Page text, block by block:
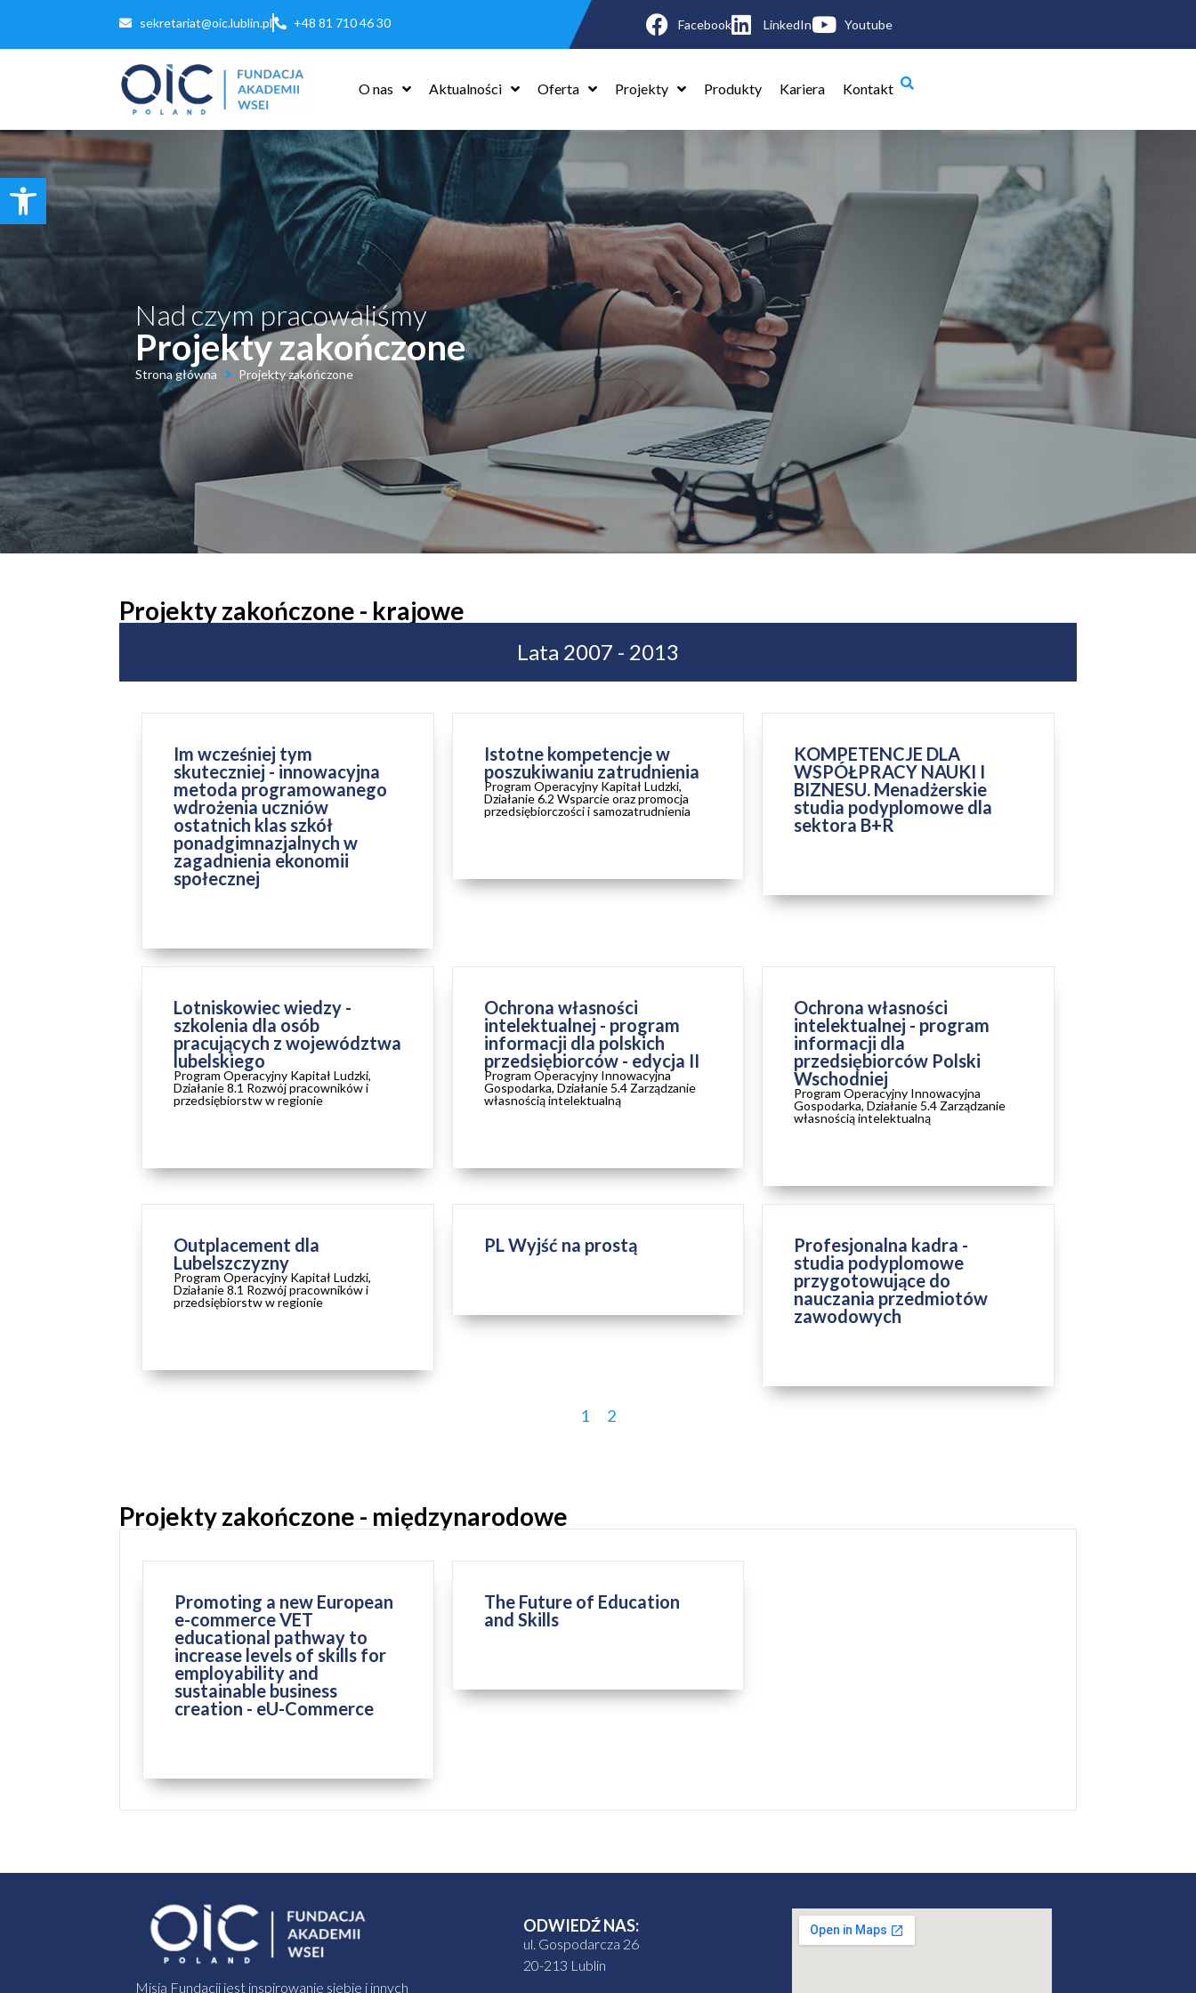
Otwórz
pasek
narzędzi
sekretariat@oic.lublin.pl +48 81 710 46 30 Facebook LinkedIn Youtube
O nas Aktualności Oferta Projekty Produkty Kariera Kontakt
Nad czym pracowaliśmy
Projekty zakończone
Strona główna Projekty zakończone
Projekty zakończone - krajowe
Lata 2007 - 2013
Im wcześniej tym
skuteczniej - innowacyjna
metoda programowanego
wdrożenia uczniów
ostatnich klas szkół
ponadgimnazjalnych w
zagadnienia ekonomii
społecznej
Istotne kompetencje w
poszukiwaniu zatrudnienia
Program Operacyjny Kapitał Ludzki,
Działanie 6.2 Wsparcie oraz promocja
przedsiębiorczości i samozatrudnienia
KOMPETENCJE DLA
WSPÓŁPRACY NAUKI I
BIZNESU. Menadżerskie
studia podyplomowe dla
sektora B+R
Lotniskowiec wiedzy -
szkolenia dla osób
pracujących z województwa
lubelskiego
Program Operacyjny Kapitał Ludzki,
Działanie 8.1 Rozwój pracowników i
przedsiębiorstw w regionie
Ochrona własności
intelektualnej - program
informacji dla polskich
przedsiębiorców - edycja II
Program Operacyjny Innowacyjna
Gospodarka, Działanie 5.4 Zarządzanie
własnością intelektualną
Ochrona własności
intelektualnej - program
informacji dla
przedsiębiorców Polski
Wschodniej
Program Operacyjny Innowacyjna
Gospodarka, Działanie 5.4 Zarządzanie
własnością intelektualną
Outplacement dla
Lubelszczyzny
Program Operacyjny Kapitał Ludzki,
Działanie 8.1 Rozwój pracowników i
przedsiębiorstw w regionie
PL Wyjść na prostą
Profesjonalna kadra -
studia podyplomowe
przygotowujące do
nauczania przedmiotów
zawodowych
1 2
Projekty zakończone - międzynarodowe
Promoting a new European
e-commerce VET
educational pathway to
increase levels of skills for
employability and
sustainable business
creation - eU-Commerce
The Future of Education
and Skills
Misją Fundacji jest inspirowanie siebie i innych
ODWIEDŹ NAS:
ul. Gospodarcza 26
20-213 Lublin